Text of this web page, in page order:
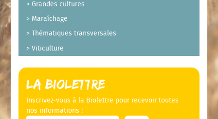
Grandes cultures
Maraîchage
Thématiques transversales
Viticulture
La Biolettre
Inscrivez-vous à la Biolettre pour recevoir toutes
nos informations !